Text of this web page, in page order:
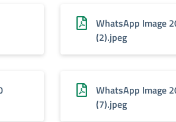
WhatsApp Image
(2).jpeg
WhatsApp Image
(7).jpeg